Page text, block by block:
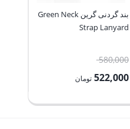
بند گردنی گرین Green Neck
Strap Lanyard
580,000قیمت
اصلی:
بود.
522,000 تومان